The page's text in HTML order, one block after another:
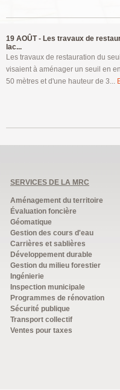
19 AOÛT - Les travaux de
lac...
Les travaux de restauration du
visaient à aménager un seuil en
50 mètres et d'une hauteur de 3...
SERVICES DE LA MRC
Aménagement du territoire
Évaluation foncière
Géomatique
Gestion des cours d'eau
Carrières et sablières
Développement durable
Gestion du milieu forestier
Ingénierie
Inspection municipale
Programmes de rénovation
Sécurité publique
Transport collectif
Ventes pour taxes